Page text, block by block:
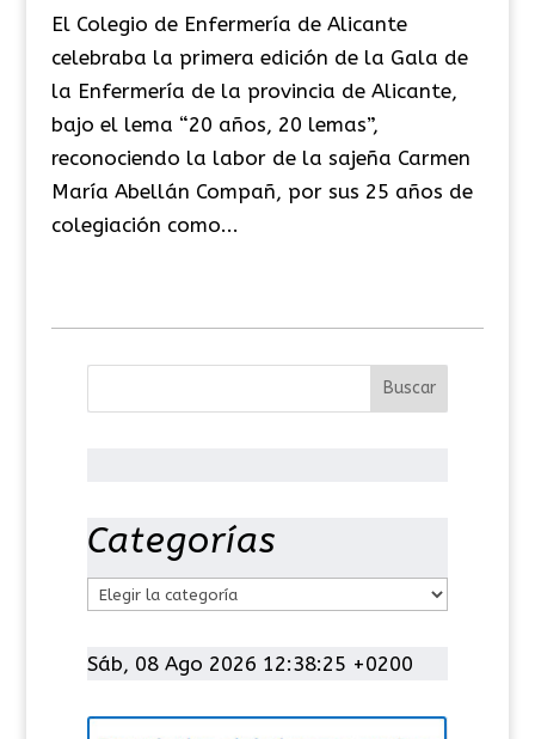
El Colegio de Enfermería de Alicante
celebraba la primera edición de la Gala de
la Enfermería de la provincia de Alicante,
bajo el lema “20 años, 20 lemas”,
reconociendo la labor de la sajeña Carmen
María Abellán Compañ, por sus 25 años de
colegiación como...
Categorías
t
g
Sáb, 08 Ago 2026 12:38:25 +0200